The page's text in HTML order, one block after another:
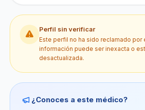
Perfil sin verificar
Este perfil no ha sido reclamado por
información puede ser inexacta o
desactualizada.
¿Conoces a este médico?